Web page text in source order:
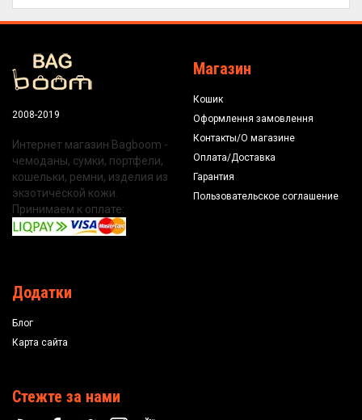
2008-2019
Интернет магазин Bagboom -
чемоданы, сумки, портфели,
кошельки, ремни, изделия из
экзотической кожи.
Принимаем к оплате:
Магазин
Кошик
Оформлення замовлення
Контакты/О магазине
Оплата/Доставка
Гарантия
Пользовательское соглашение
Додатки
Блог
Карта сайта
Стежте за нами